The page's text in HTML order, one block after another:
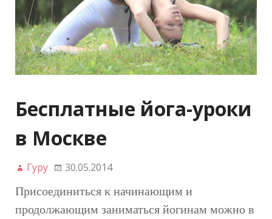
Бесплатные йога-уроки
в Москве
Гуру 30.05.2014
Присоединиться к начинающим и
продолжающим заниматься йогинам можно в